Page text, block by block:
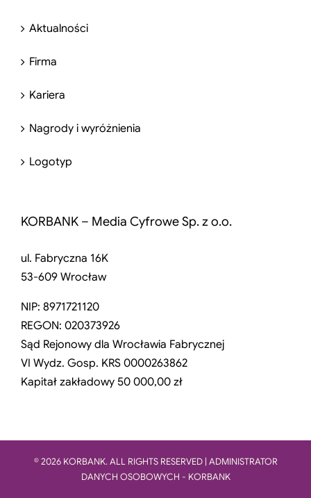
Aktualności
Firma
Kariera
Nagrody i wyróżnienia
Logotyp
KORBANK – Media Cyfrowe Sp. z o.o.
ul. Fabryczna 16K
53-609 Wrocław
NIP: 8971721120
REGON: 020373926
Sąd Rejonowy dla Wrocławia Fabrycznej
VI Wydz. Gosp. KRS 0000263862
Kapitał zakładowy 50 000,00 zł
© 2026 KORBANK. ALL RIGHTS RESERVED | ADMINISTRATOR
DANYCH OSOBOWYCH - KORBANK